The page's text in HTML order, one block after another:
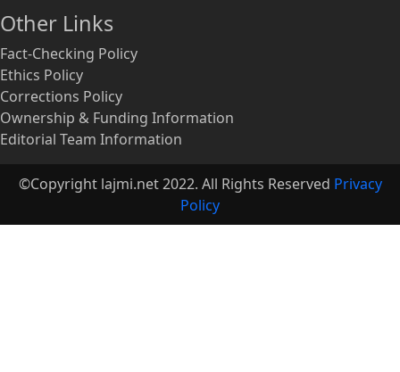
Other Links
Fact-Checking Policy
Ethics Policy
Corrections Policy
Ownership & Funding Information
Editorial Team Information
©Copyright lajmi.net 2022. All Rights Reserved Privacy
Policy